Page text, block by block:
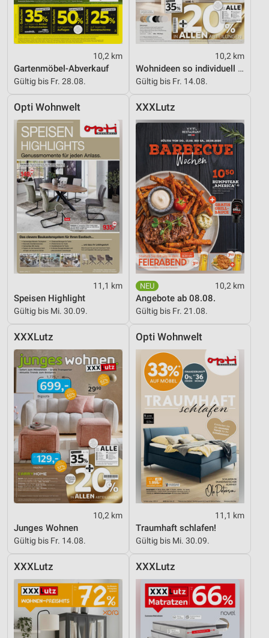
10,2 km
Gartenmöbel-Abverkauf
Gültig bis Fr. 28.08.
10,2 km
Wohnideen so individuell wie du!
Gültig bis Fr. 14.08.
Opti Wohnwelt
11,1 km
Speisen Highlight
Gültig bis Mi. 30.09.
XXXLutz
10,2 km
Angebote ab 08.08.
Gültig bis Fr. 21.08.
XXXLutz
10,2 km
Junges Wohnen
Gültig bis Fr. 14.08.
Opti Wohnwelt
11,1 km
Traumhaft schlafen!
Gültig bis Mi. 30.09.
XXXLutz XXXLutz